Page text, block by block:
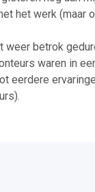
het werk (maar
weer betrok
waren in
eerdere